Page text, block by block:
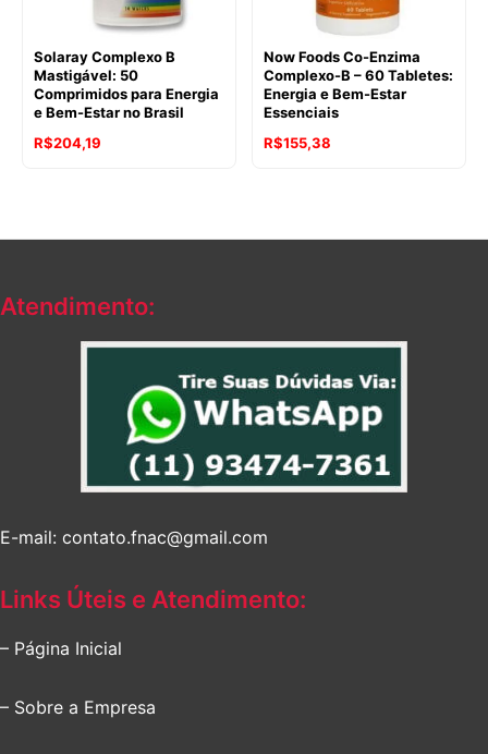
Solaray Complexo B
Mastigável: 50
Comprimidos para Energia
e Bem-Estar no Brasil
R$204,19
Now Foods Co-Enzima
Complexo-B – 60 Tabletes:
Energia e Bem-Estar
Essenciais
R$155,38
Atendimento:
E-mail: contato.fnac@gmail.com
Links Úteis e Atendimento:
– Página Inicial
– Sobre a Empresa